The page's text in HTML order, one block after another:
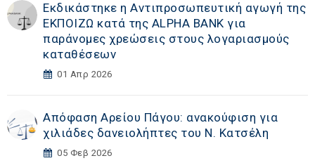
Εκδικάστηκε η Αντιπροσωπευτική αγωγή της
ΕΚΠΟΙΖΩ κατά της ALPHA BANK για
παράνομες χρεώσεις στους λογαριασμούς
καταθέσεων
01 Απρ 2026
Απόφαση Αρείου Πάγου: ανακούφιση για
χιλιάδες δανειολήπτες του Ν. Κατσέλη
05 Φεβ 2026